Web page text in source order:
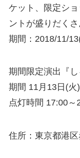
ケット、限定シ
ントが盛りだくさ
期間：2018/11/
期間限定演出『し
期間 11月13日(火
点灯時間 17:00
住所：東京都港